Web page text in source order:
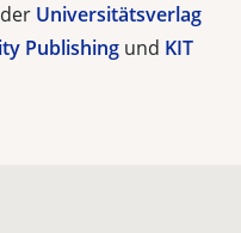
Universitätsverlag
Publishing und KIT